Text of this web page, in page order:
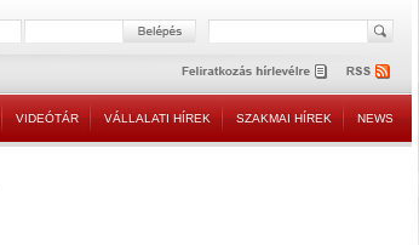
VIDEÓTÁR VÁLLALATI HÍREK SZAKMAI HÍREK NEWS